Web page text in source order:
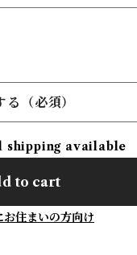
る（必須）
available
to cart
お住まいの方向け